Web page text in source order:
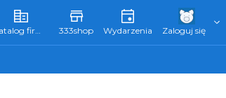
Katalog firm 333 333shop Wydarzenia Zaloguj się